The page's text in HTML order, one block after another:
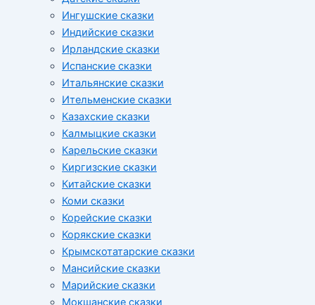
Ингушские сказки
Индийские сказки
Ирландские сказки
Испанские сказки
Итальянские сказки
Ительменские сказки
Казахские сказки
Калмыцкие сказки
Карельские сказки
Киргизские сказки
Китайские сказки
Коми сказки
Корейские сказки
Корякские сказки
Крымскотатарские сказки
Мансийские сказки
Марийские сказки
Мокшанские сказки